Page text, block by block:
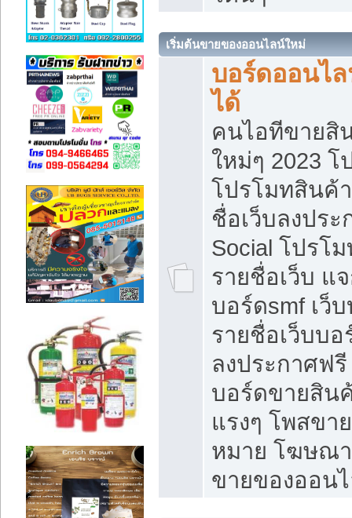
เริ่มต้นขายของออนไลน์ใหม่
บอร์ดออนไ
ได้
คนไอทีขายสิ
ใหม่ๆ 2023
โปรโมทสินค้
ชื่อเว็บลงปร
Social โปรโ
รายชื่อเว็บ แ
บอร์ดsmf เว็
รายชื่อเว็บบ
ลงประกาศฟรี
บอร์ดขายสิน
แรงๆ โพสขา
หมาย โฆษณ
ขายของออน